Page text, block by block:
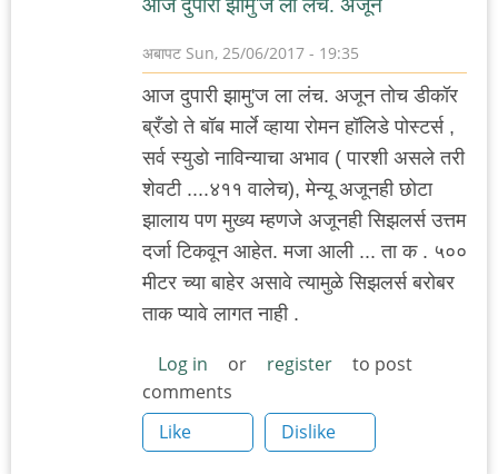
चिमणराव
अबापट Sun, 25/06/2017 - 19:35
आज दुपारी झामु'ज ला लंच. अजून तोच डीकॉर
ब्रँडो ते बॉब मार्ले व्हाया रोमन हॉलिडे पोस्टर्स ,
सर्व स्युडो नाविन्याचा अभाव ( पारशी असले तरी
शेवटी ....४११ वालेच), मेन्यू अजूनही छोटा
झालाय पण मुख्य म्हणजे अजूनही सिझलर्स उत्तम
दर्जा टिकवून आहेत. मजा आली ... ता क . ५००
मीटर च्या बाहेर असावे त्यामुळे सिझलर्स बरोबर
ताक प्यावे लागत नाही .
Log in or register
to post
comments
Like
Dislike